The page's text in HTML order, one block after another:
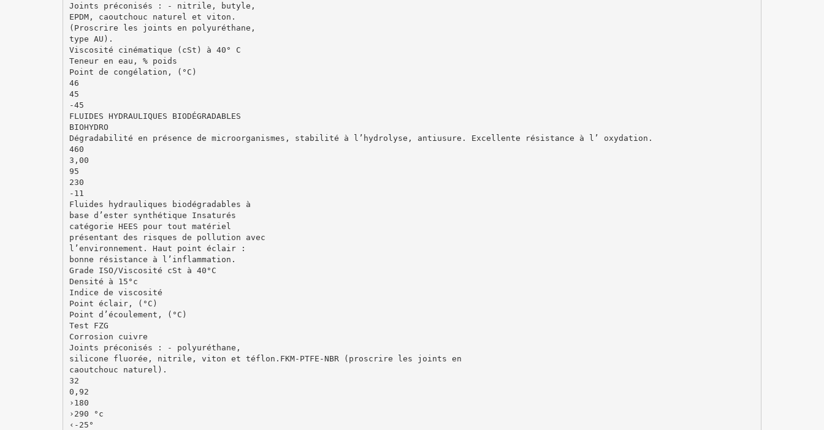
Joints préconisés : - nitrile, butyle,
EPDM, caoutchouc naturel et viton.
(Proscrire les joints en polyuréthane,
type AU).
Viscosité cinématique (cSt) à 40° C
Teneur en eau, % poids
Point de congélation, (°C)
46
45
-45
FLUIDES HYDRAULIQUES BIODÉGRADABLES
BIOHYDRO
Dégradabilité en présence de microorganismes, stabilité à l’hydrolyse, antiusure. Excellente résistance à l’ oxydation.
460
3,00
95
230
-11
Fluides hydrauliques biodégradables à
base d’ester synthétique Insaturés
catégorie HEES pour tout matériel
présentant des risques de pollution avec
l’environnement. Haut point éclair :
bonne résistance à l’inflammation.
Grade ISO/Viscosité cSt à 40°C
Densité à 15°c
Indice de viscosité
Point éclair, (°C)
Point d’écoulement, (°C)
Test FZG
Corrosion cuivre
Joints préconisés : - polyuréthane,
silicone fluorée, nitrile, viton et téflon.FKM-PTFE-NBR (proscrire les joints en
caoutchouc naturel).
32
0,92
›180
›290 °c
‹-25°